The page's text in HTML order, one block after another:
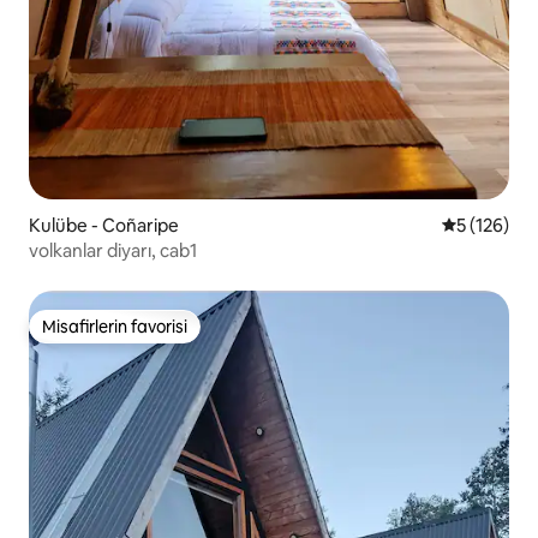
Kulübe - Coñaripe 55 (126)
volkanlar diyarı, cab1
Misafirlerin favorisi
Misafirlerin favorisi